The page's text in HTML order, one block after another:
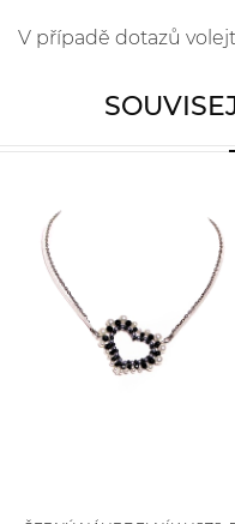
V případě dotazů